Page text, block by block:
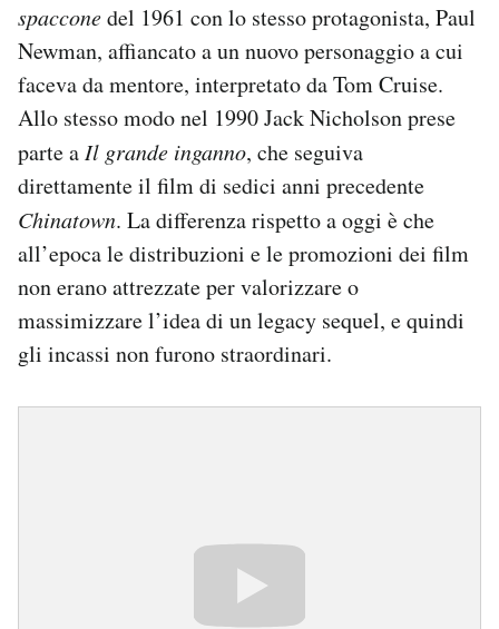
spacconedel 1961 con lo stesso protagonista, Paul
Newman, affiancato a un nuovo personaggio a cui
faceva da mentore, interpretato da Tom Cruise.
Allo stesso modo nel 1990 Jack Nicholson prese
parte a Il grande inganno, che seguiva
direttamente il film di sedici anni precedente
Chinatown. La differenza rispetto a oggi è che
all’epoca le distribuzioni e le promozioni dei film
non erano attrezzate per valorizzare o
massimizzare l’idea di un legacy sequel, e quindi
gli incassi non furono straordinari.